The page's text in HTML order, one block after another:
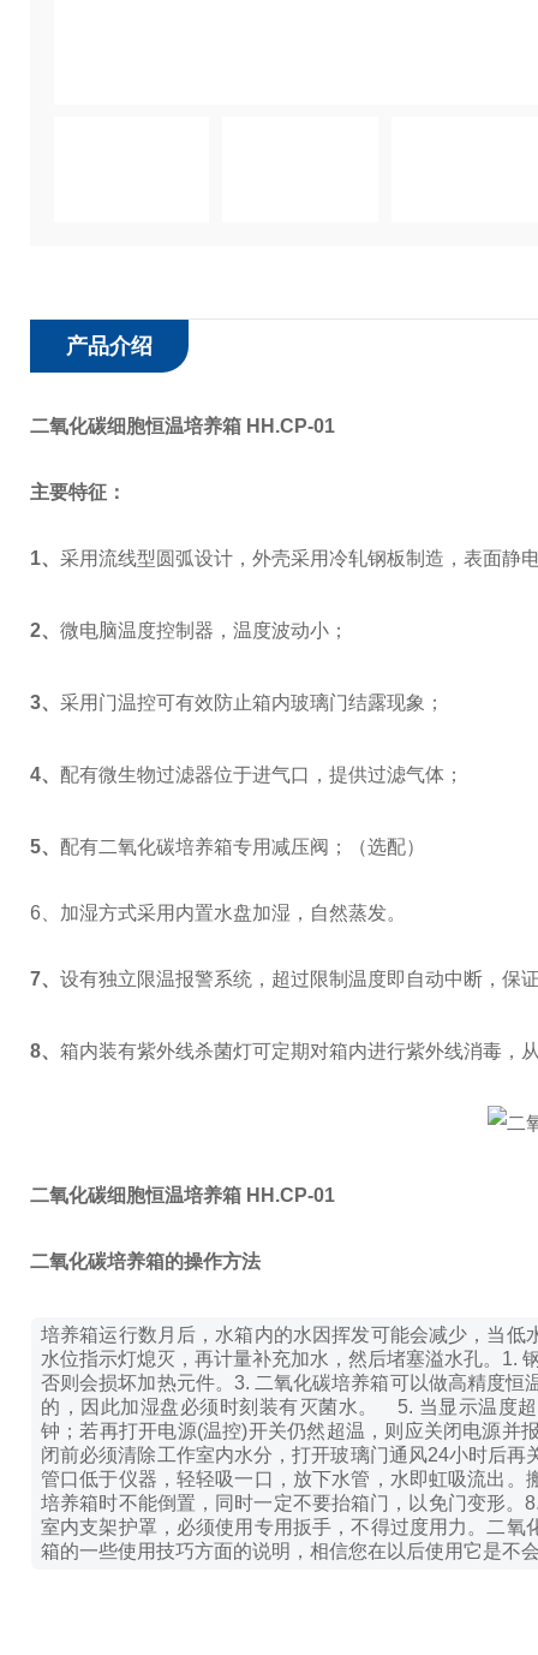
产品介绍
二氧化碳细胞恒温培养箱 HH.CP-01
主要特征：
1、 采用流线型圆弧设计，外壳采用冷轧钢板制造，表面静
2、 微电脑温度控制器，温度波动小；
3、 采用门温控可有效防止箱内玻璃门结露现象；
4、 配有微生物过滤器位于进气口，提供过滤气体；
5、 配有二氧化碳培养箱专用减压阀；（选配）
6 、加湿方式采用内置水盘加湿，自然蒸发。
7、 设有独立限温报警系统，超过限制温度即自动中断，保
8、 箱内装有紫外线杀菌灯可定期对箱内进行紫外线消毒，
二氧化碳细胞恒温培养箱 HH.CP-01
二氧化碳培养箱的操作方法
培养箱运行数月后，水箱内的水因挥发可能会减少，当
水位指示灯熄灭，再计量补充加水，然后堵塞溢水孔。 1.
否则会损坏加热元件。 3. 二氧化碳培养箱可以做高精度
的，因此加湿盘必须时刻装有灭菌水。 5. 当显示温度
钟；若再打开电源(温控)开关仍然超温，则应关闭电源
闭前必须清除工作室内水分，打开玻璃门通风24小时后再
管口低于仪器，轻轻吸一口，放下水管，水即虹吸流出
培养箱时不能倒置，同时一定不要抬箱门，以免门变形。
室内支架护罩，必须使用专用扳手，不得过度用力。 二氧
箱的一些使用技巧方面的说明，相信您在以后使用它是不